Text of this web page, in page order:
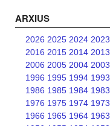
ARXIUS
2026 2025 2024 2023
2016 2015 2014 2013
2006 2005 2004 2003
1996 1995 1994 1993
1986 1985 1984 1983
1976 1975 1974 1973
1966 1965 1964 1963